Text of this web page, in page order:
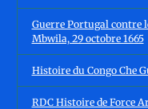
Guerre Portugal contre
Mbwila, 29 octobre 1665
Histoire du Congo Che
RDC Histoire de Force